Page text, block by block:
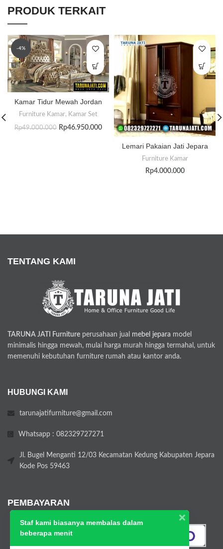
PRODUK TERKAIT
-4%
Kamar Tidur Mewah Jordan
Furniture Kamar, Kamar Set
Rp49.000.000 Rp46.950.000
Lemari Pakaian Jati Jepara
Furniture Kamar
Rp4.000.000
TENTANG KAMI
TARUNA JATI Furniture perusahaan jual mebel jepara model
minimalis hingga mewah, mulai harga murah hingga termahal, untuk
memenuhi kebutuhan furniture rumah atau kantor anda.
HUBUNGI KAMI
tarunajatifurniture@gmail.com
Whatsapp : 082329727271
Jl. Bugel Menganti 12/03 Kecamatan Kedung Kabupaten Jepara
Kode Pos 59463
PEMBAYARAN
Staf kami biasanya membalas dalam
beberapa menit